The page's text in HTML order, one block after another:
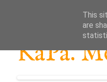
KaPa.
This
are